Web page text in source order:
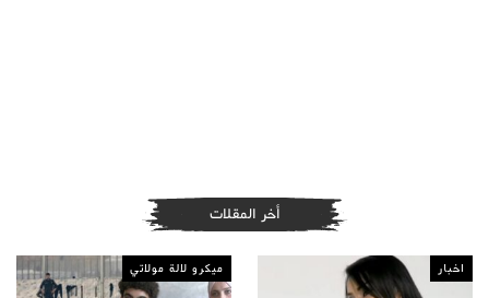
أخر المقلات
اخبار ميكرو لالة مولاتي